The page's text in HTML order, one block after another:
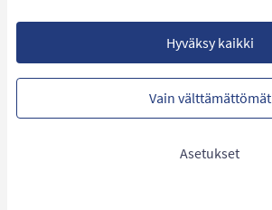
Hyväksy kaikki
Vain välttämättömät
Asetukset